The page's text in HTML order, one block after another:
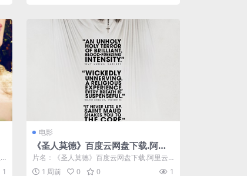
1
电影
《圣人莫德》百度云网盘下载.阿里
云盘.英语中字.(2019)
片名：《圣人莫德》百度云网盘下载.阿里云
盘.英语中字.(2019) 分类：电影 ...
1 周前 0 0 1